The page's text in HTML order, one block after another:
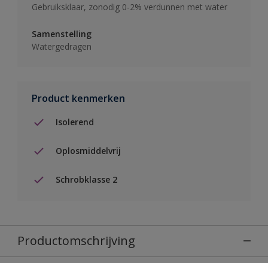
Gebruiksklaar, zonodig 0-2% verdunnen met water
Samenstelling
Watergedragen
Product kenmerken
Isolerend
Oplosmiddelvrij
Schrobklasse 2
Productomschrijving